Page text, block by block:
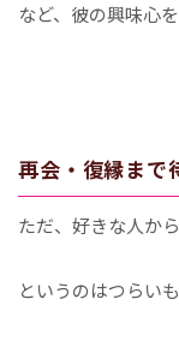
など、彼の興味心
再会・復縁まで
ただ、好きな人か
というのはつらいも